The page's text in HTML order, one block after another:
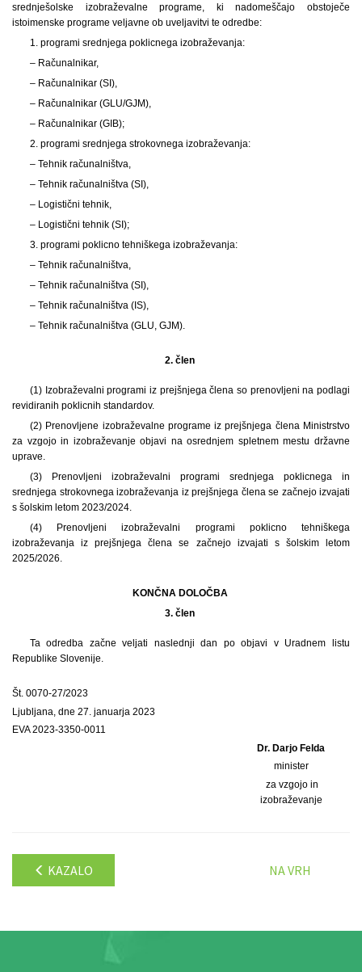
srednješolske izobraževalne programe, ki nadomeščajo obstoječe
istoimenske programe veljavne ob uveljavitvi te odredbe:
1. programi srednjega poklicnega izobraževanja:
– Računalnikar,
– Računalnikar (SI),
– Računalnikar (GLU/GJM),
– Računalnikar (GIB);
2. programi srednjega strokovnega izobraževanja:
– Tehnik računalništva,
– Tehnik računalništva (SI),
– Logistični tehnik,
– Logistični tehnik (SI);
3. programi poklicno tehniškega izobraževanja:
– Tehnik računalništva,
– Tehnik računalništva (SI),
– Tehnik računalništva (IS),
– Tehnik računalništva (GLU, GJM).
2. člen
(1) Izobraževalni programi iz prejšnjega člena so prenovljeni na podlagi
revidiranih poklicnih standardov.
(2) Prenovljene izobraževalne programe iz prejšnjega člena Ministrstvo
za vzgojo in izobraževanje objavi na osrednjem spletnem mestu državne
uprave.
(3) Prenovljeni izobraževalni programi srednjega poklicnega in
srednjega strokovnega izobraževanja iz prejšnjega člena se začnejo izvajati
s šolskim letom 2023/2024.
(4) Prenovljeni izobraževalni programi poklicno tehniškega
izobraževanja iz prejšnjega člena se začnejo izvajati s šolskim letom
2025/2026.
KONČNA DOLOČBA
3. člen
Ta odredba začne veljati naslednji dan po objavi v Uradnem listu
Republike Slovenije.
Št. 0070-27/2023
Ljubljana, dne 27. januarja 2023
EVA 2023-3350-0011
Dr. Darjo Felda
minister
za vzgojo in
izobraževanje
KAZALO NA VRH